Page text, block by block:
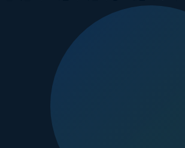
통해 개인의 체질과 생활 패턴에 최적화된지
위한 여정에 든든한 동반자가 되어줄 것입니다.
안전하고 효과적인 약물치료:
혁신적인 시술:
특허받은 LLP 지방분해